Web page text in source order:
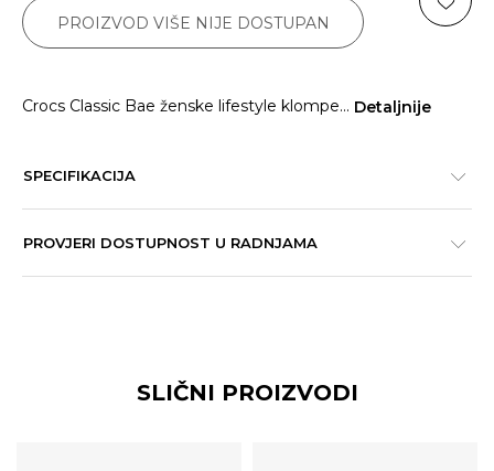
PROIZVOD VIŠE NIJE DOSTUPAN
Crocs Classic Bae ženske lifestyle klompe... Detaljnije
SPECIFIKACIJA
PROVJERI DOSTUPNOST U RADNJAMA
SLIČNI PROIZVODI